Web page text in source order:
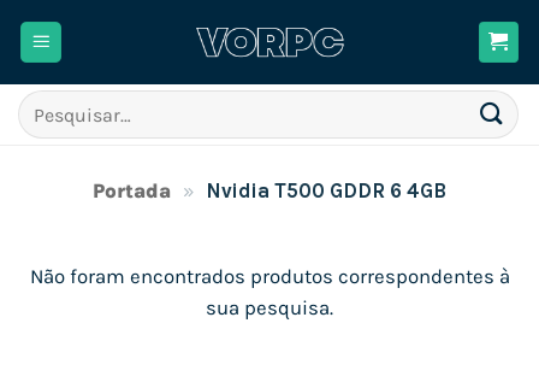
Pesquisar
por:
Portada » Nvidia T500 GDDR 6 4GB
Não foram encontrados produtos correspondentes à
sua pesquisa.